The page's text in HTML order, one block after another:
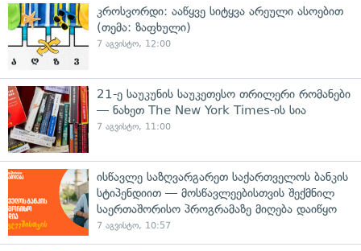
კროსვორდი: ააწყვე სიტყვა არეული ასოებით
(თემა: ზაფხული)
7 აგვისტო, 12:00
21-ე საუკუნის საუკეთესო თრილერი რომანები
— ნახეთ The New York Times-ის სია
7 აგვისტო, 11:00
ისწავლე საზღვარგარეთ საქართველოს ბანკის
სტიპენდიით — მოსწავლეებისთვის შექმნილ
საერთაშორისო პროგრამაზე მიღება დაიწყო
7 აგვისტო, 10:57